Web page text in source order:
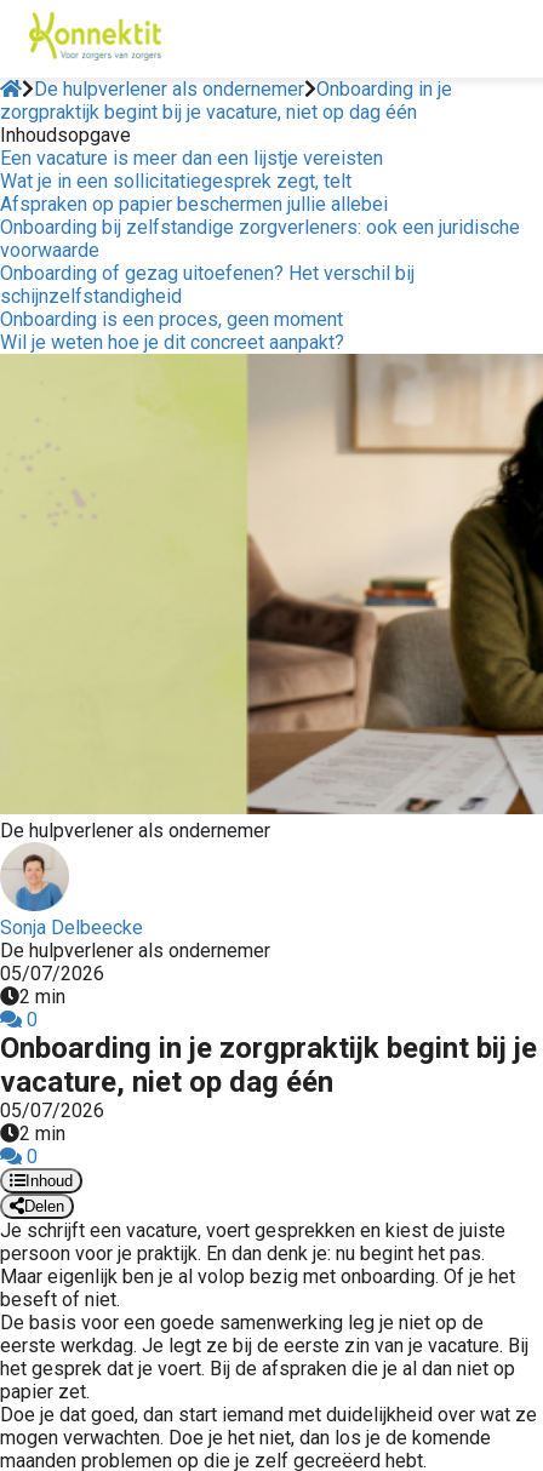
De hulpverlener als ondernemer Onboarding in je
zorgpraktijk begint bij je vacature, niet op dag één
Inhoudsopgave
Een vacature is meer dan een lijstje vereisten
Wat je in een sollicitatiegesprek zegt, telt
Afspraken op papier beschermen jullie allebei
Onboarding bij zelfstandige zorgverleners: ook een juridische
voorwaarde
Onboarding of gezag uitoefenen? Het verschil bij
schijnzelfstandigheid
Onboarding is een proces, geen moment
Wil je weten hoe je dit concreet aanpakt?
De hulpverlener als ondernemer
Sonja Delbeecke
De hulpverlener als ondernemer
05/07/2026
2 min
0
Onboarding in je zorgpraktijk begint bij je
vacature, niet op dag één
05/07/2026
2 min
0
Inhoud
Delen
Je schrijft een vacature, voert gesprekken en kiest de juiste
persoon voor je praktijk. En dan denk je: nu begint het pas.
Maar eigenlijk ben je al volop bezig met onboarding. Of je het
beseft of niet.
De basis voor een goede samenwerking leg je niet op de
eerste werkdag. Je legt ze bij de eerste zin van je vacature. Bij
het gesprek dat je voert. Bij de afspraken die je al dan niet op
papier zet.
Doe je dat goed, dan start iemand met duidelijkheid over wat ze
mogen verwachten. Doe je het niet, dan los je de komende
maanden problemen op die je zelf gecreëerd hebt.
policy
zijn
gebruikt
deze
te
over
van
op
gebruikt
te
de
Hierdoor
website-
van